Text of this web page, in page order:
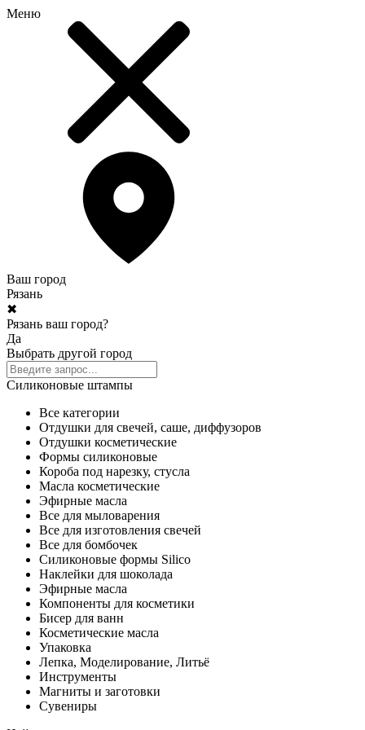
Меню
Ваш город
Рязань
✖
Рязань ваш город?
Да
Выбрать другой город
Силиконовые штампы
Все категории
Отдушки для свечей, саше, диффузоров
Отдушки косметические
Формы силиконовые
Короба под нарезку, стусла
Масла косметические
Эфирные масла
Все для мыловарения
Все для изготовления свечей
Все для бомбочек
Силиконовые формы Silico
Наклейки для шоколада
Эфирные масла
Компоненты для косметики
Бисер для ванн
Косметические масла
Упаковка
Лепка, Моделирование, Литьё
Инструменты
Магниты и заготовки
Сувениры